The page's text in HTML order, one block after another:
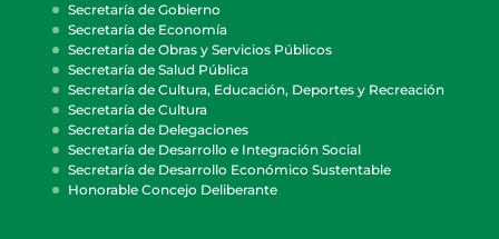
Secretaría de Gobierno
Secretaría de Economía
Secretaría de Obras y Servicios Públicos
Secretaría de Salud Pública
Secretaría de Cultura, Educación, Deportes y Recreación
Secretaría de Cultura
Secretaría de Delegaciones
Secretaría de Desarrollo e Integración Social
Secretaría de Desarrollo Económico Sustentable
Honorable Concejo Deliberante